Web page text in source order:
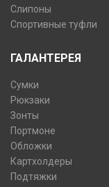
Слипоны
Спортивные туфли
ГАЛАНТЕРЕЯ
Сумки
Рюкзаки
Зонты
Портмоне
Обложки
Картхолдеры
Подтяжки